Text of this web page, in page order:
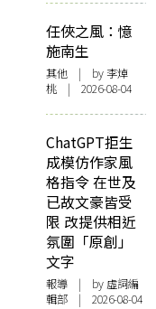
任俠之風：憶
施南生
其他 | by 李焯
桃 | 2026-08-04
ChatGPT拒生
成模仿作家風
格指令 在世及
已故文豪皆受
限 改提供相近
氛圍「原創」
文字
報導 | by 虛詞編
輯部 | 2026-08-04